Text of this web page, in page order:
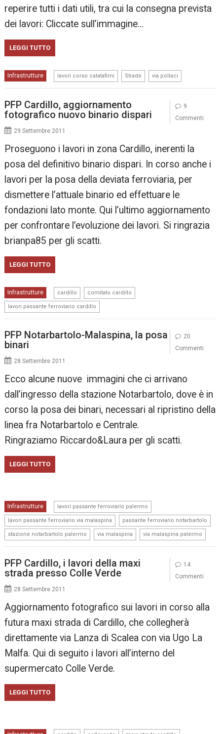
reperire tutti i dati utili, tra cui la consegna prevista
dei lavori: Cliccate sull’immagine…
LEGGI TUTTO
Infrastrutture lavori corso calatafimi Strade via pollaci
PFP Cardillo, aggiornamento
fotografico nuovo binario dispari
29 Settembre 2011
Proseguono i lavori in zona Cardillo, inerenti la
posa del definitivo binario dispari. In corso anche i
lavori per la posa della deviata ferroviaria, per
dismettere l’attuale binario ed effettuare le
fondazioni lato monte. Qui l’ultimo aggiornamento
per confrontare l’evoluzione dei lavori. Si ringrazia
brianpa85 per gli scatti.
LEGGI TUTTO
Infrastrutture cardillo comitato cardillo
lavori passante ferroviario cardillo
9
Commenti
PFP Notarbartolo-Malaspina, la posa
binari
28 Settembre 2011
Ecco alcune nuove immagini che ci arrivano
dall’ingresso della stazione Notarbartolo, dove è in
corso la posa dei binari, necessari al ripristino della
linea fra Notarbartolo e Centrale.
Ringraziamo Riccardo&Laura per gli scatti.
LEGGI TUTTO
Infrastrutture lavori passante ferroviario palermo
lavori passante ferroviario via malaspina passante ferroviario notarbartolo
stazione notarbartolo palermo via malaspina via malaspina palermo
20
Commenti
PFP Cardillo, i lavori della maxi
strada presso Colle Verde
28 Settembre 2011
Aggiornamento fotografico sui lavori in corso alla
futura maxi strada di Cardillo, che collegherà
direttamente via Lanza di Scalea con via Ugo La
Malfa. Qui di seguito i lavori all’interno del
supermercato Colle Verde.
LEGGI TUTTO
14
Commenti